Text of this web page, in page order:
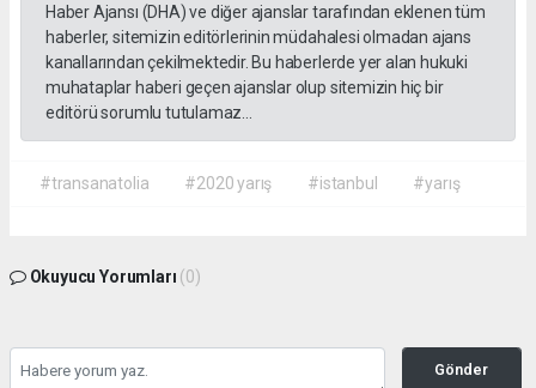
Haber Ajansı (DHA) ve diğer ajanslar tarafından eklenen tüm
haberler, sitemizin editörlerinin müdahalesi olmadan ajans
kanallarından çekilmektedir. Bu haberlerde yer alan hukuki
muhataplar haberi geçen ajanslar olup sitemizin hiç bir
editörü sorumlu tutulamaz...
#transanatolia #2020 yarış #istanbul #yarış
Okuyucu Yorumları (0)
Gönder